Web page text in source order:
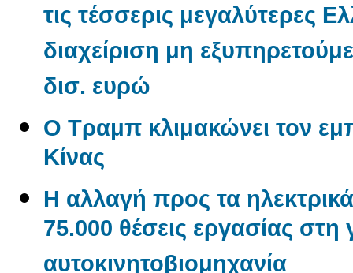
τις τέσσερις μεγαλύτερες
διαχείριση μη
δισ. ευρώ
Ο Τραμπ κλιμακώνει τον
Κίνας
Η αλλαγή προς τα ηλεκτρικά
75.000 θέσεις εργασίας στη